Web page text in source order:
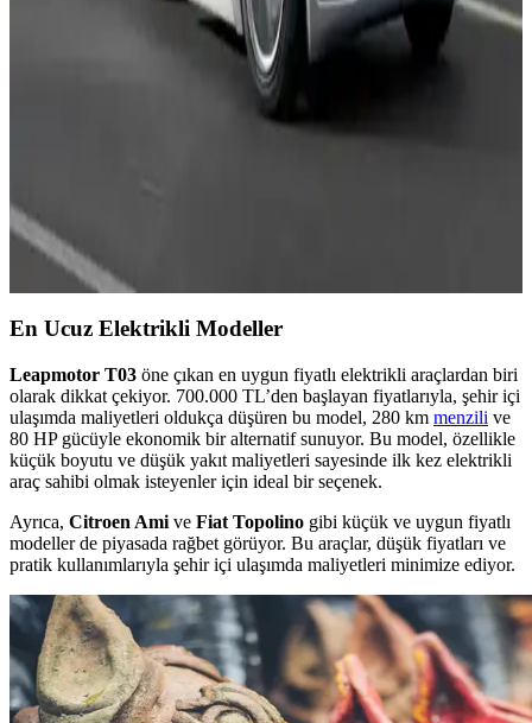
Elektrikli Arabaların Tarihçesi ve Günümüzdeki
Teknolojik Gelişmeleri
Elektrikli araçların tarihsel gelişimi, teknolojik ilerlemeleri ve
günümüzdeki durumu hakkında kapsamlı bilgi içeren makale.
Kompakt, ekonomik ve çevre dostu tek kişilik elektrikli arabalar,
şehir içi ulaşımda yeni trendleri ve modelleriyle pratik çözümler
sunuyor.
En Ucuz Elektrikli Modeller
Leapmotor T03 öne çıkan en uygun fiyatlı elektrikli araçlardan biri
olarak dikkat çekiyor. 700.000 TL’den başlayan fiyatlarıyla, şehir içi
ulaşımda maliyetleri oldukça düşüren bu model, 280 km menzili ve
80 HP gücüyle ekonomik bir alternatif sunuyor. Bu model, özellikle
küçük boyutu ve düşük yakıt maliyetleri sayesinde ilk kez elektrikli
araç sahibi olmak isteyenler için ideal bir seçenek.
Ayrıca, Citroen Ami ve Fiat Topolino gibi küçük ve uygun fiyatlı
modeller de piyasada rağbet görüyor. Bu araçlar, düşük fiyatları ve
pratik kullanımlarıyla şehir içi ulaşımda maliyetleri minimize ediyor.